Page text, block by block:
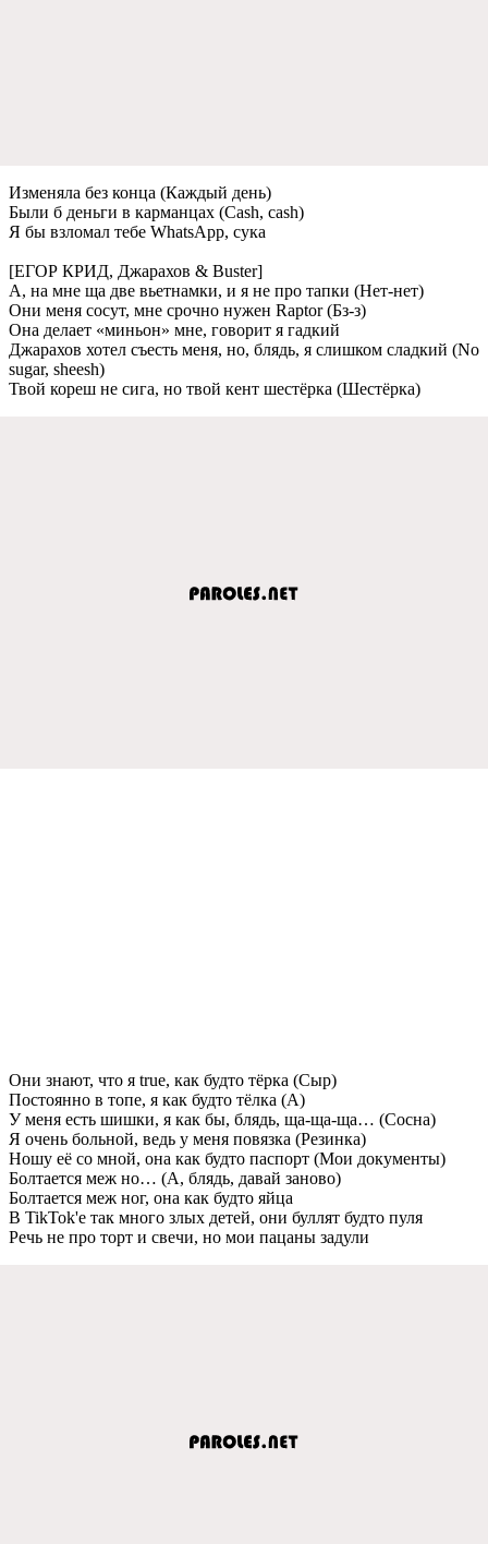
Изменяла без конца (Каждый день)
Были б деньги в карманцах (Cash, cash)
Я бы взломал тебе WhatsApp, сука
[ЕГОР КРИД, Джарахов & Buster]
А, на мне ща две вьетнамки, и я не про тапки (Нет-нет)
Они меня сосут, мне срочно нужен Raptor (Бз-з)
Она делает «миньон» мне, говорит я гадкий
Джарахов хотел съесть меня, но, блядь, я слишком сладкий (No
sugar, sheesh)
Твой кореш не сига, но твой кент шестёрка (Шестёрка)
Они знают, что я true, как будто тёрка (Сыр)
Постоянно в топе, я как будто тёлка (А)
У меня есть шишки, я как бы, блядь, ща-ща-ща… (Сосна)
Я очень больной, ведь у меня повязка (Резинка)
Ношу её со мной, она как будто паспорт (Мои документы)
Болтается меж но… (А, блядь, давай заново)
Болтается меж ног, она как будто яйца
В TikTok'е так много злых детей, они буллят будто пуля
Речь не про торт и свечи, но мои пацаны задули